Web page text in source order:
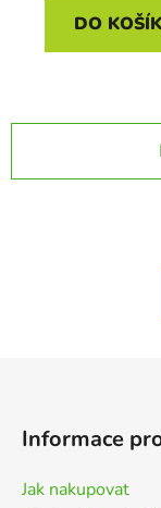
DO
Informace
Jak nakupovat